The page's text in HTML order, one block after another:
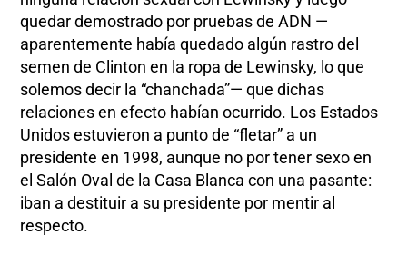
quedar demostrado por pruebas de ADN —
aparentemente había quedado algún rastro del
semen de Clinton en la ropa de Lewinsky, lo que
solemos decir la “chanchada”— que dichas
relaciones en efecto habían ocurrido. Los Estados
Unidos estuvieron a punto de “fletar” a un
presidente en 1998, aunque no por tener sexo en
el Salón Oval de la Casa Blanca con una pasante:
iban a destituir a su presidente por mentir al
respecto.